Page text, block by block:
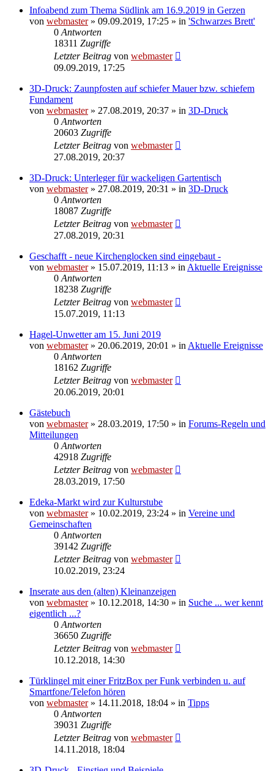
Infoabend zum Thema Südlink am 16.9.2019 in Gerzen
von webmaster» 09.09.2019, 17:25 » in 'Schwarzes Brett'
0 Antworten
18311 Zugriffe
Letzter Beitrag von webmaster
09.09.2019, 17:25
3D-Druck: Zaunpfosten auf schiefer Mauer bzw. schiefem
Fundament
von webmaster» 27.08.2019, 20:37 » in 3D-Druck
0 Antworten
20603 Zugriffe
Letzter Beitrag von webmaster
27.08.2019, 20:37
3D-Druck: Unterleger für wackeligen Gartentisch
von webmaster» 27.08.2019, 20:31 » in 3D-Druck
0 Antworten
18087 Zugriffe
Letzter Beitrag von webmaster
27.08.2019, 20:31
Geschafft - neue Kirchenglocken sind eingebaut -
von webmaster» 15.07.2019, 11:13 » in Aktuelle Ereignisse
0 Antworten
18238 Zugriffe
Letzter Beitrag von webmaster
15.07.2019, 11:13
Hagel-Unwetter am 15. Juni 2019
von webmaster» 20.06.2019, 20:01 » in Aktuelle Ereignisse
0 Antworten
18162 Zugriffe
Letzter Beitrag von webmaster
20.06.2019, 20:01
Gästebuch
von webmaster» 28.03.2019, 17:50 » in Forums-Regeln und
Mitteilungen
0 Antworten
42918 Zugriffe
Letzter Beitrag von webmaster
28.03.2019, 17:50
Edeka-Markt wird zur Kulturstube
von webmaster» 10.02.2019, 23:24 » in Vereine und
Gemeinschaften
0 Antworten
39142 Zugriffe
Letzter Beitrag von webmaster
10.02.2019, 23:24
Inserate aus den (alten) Kleinanzeigen
von webmaster» 10.12.2018, 14:30 » in Suche ... wer kennt
eigentlich ...?
0 Antworten
36650 Zugriffe
Letzter Beitrag von webmaster
10.12.2018, 14:30
Türklingel mit einer FritzBox per Funk verbinden u. auf
Smartfone/Telefon hören
von webmaster» 14.11.2018, 18:04 » in Tipps
0 Antworten
39031 Zugriffe
Letzter Beitrag von webmaster
14.11.2018, 18:04